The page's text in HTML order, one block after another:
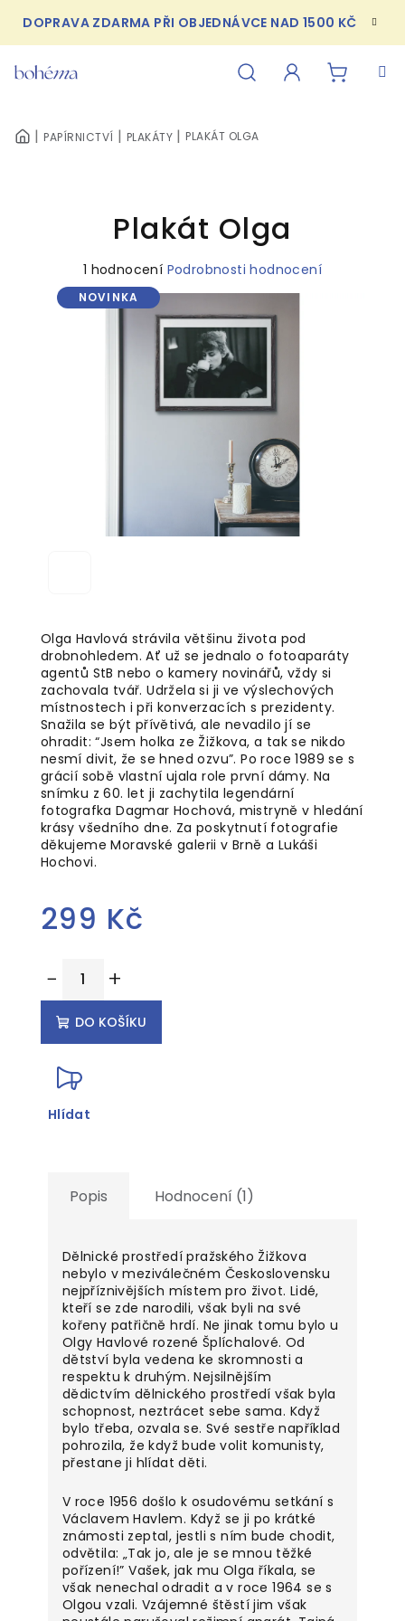
obsah
DOPRAVA ZDARMA PŘI OBJEDNÁVCE NAD 1500 KČ
DOMŮPAPÍRNICTVÍ PLAKÁTY PLAKÁT OLGA
Olga Havlová strávila většinu života pod
drobnohledem. Ať už se jednalo o fotoaparáty
agentů StB nebo o kamery novinářů, vždy si
zachovala tvář. Udržela si ji ve výslechových
místnostech i při konverzacích s prezidenty.
Snažila se být přívětivá, ale nevadilo jí se
ohradit: “Jsem holka ze Žižkova, a tak se nikdo
nesmí divit, že se hned ozvu”. Po roce 1989 se s
grácií sobě vlastní ujala role první dámy. Na
snímku z 60. let ji zachytila legendární
fotografka Dagmar Hochová, mistryně v hledání
krásy všedního dne. Za poskytnutí fotografie
děkujeme Moravské galerii v Brně a Lukáši
Hochovi.
299 Kč
cena:
+
−
DO KOŠÍKU
Hlídat
Plakát Olga
Průměrné
hodnocení
produktu
1 hodnocení Podrobnosti hodnocení
NOVINKA
Popis Hodnocení (1)
Dělnické prostředí pražského Žižkova
nebylo v meziválečném Československu
nejpříznivějších místem pro život. Lidé,
kteří se zde narodili, však byli na své
kořeny patřičně hrdí. Ne jinak tomu bylo u
Olgy Havlové rozené Šplíchalové. Od
dětství byla vedena ke skromnosti a
respektu k druhým. Nejsilnějším
dědictvím dělnického prostředí však byla
schopnost, neztrácet sebe sama. Když
bylo třeba, ozvala se. Své sestře například
pohrozila, že když bude volit komunisty,
přestane ji hlídat děti.
V roce 1956 došlo k osudovému setkání s
Václavem Havlem. Když se ji po krátké
známosti zeptal, jestli s ním bude chodit,
odvětila: „Tak jo, ale je se mnou těžké
pořízení!” Vašek, jak mu Olga říkala, se
však nenechal odradit a v roce 1964 se s
Olgou vzali. Vzájemné štěstí jim však